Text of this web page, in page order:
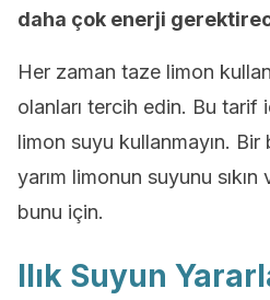
daha çok enerji
Her zaman taze limon
olanları tercih edin. Bu tarif
limon suyu kullanmayın. Bir
yarım limonun suyunu sıkın
bunu için.
Ilık Suyun